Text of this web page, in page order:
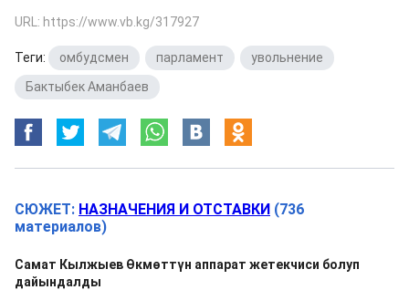
URL: https://www.vb.kg/317927
Теги: омбудсмен парламент увольнение
Бактыбек Аманбаев
СЮЖЕТ: НАЗНАЧЕНИЯ И ОТСТАВКИ (736
материалов)
Самат Кылжыев Өкмөттүн аппарат жетекчиси болуп
дайындалды